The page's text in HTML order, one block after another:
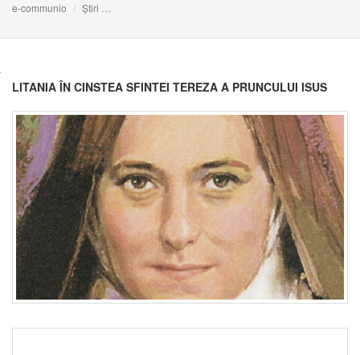
e-communio Știri
LITANIA ÎN CINSTEA SFINTEI TEREZA A PRUNCULUI ISUS